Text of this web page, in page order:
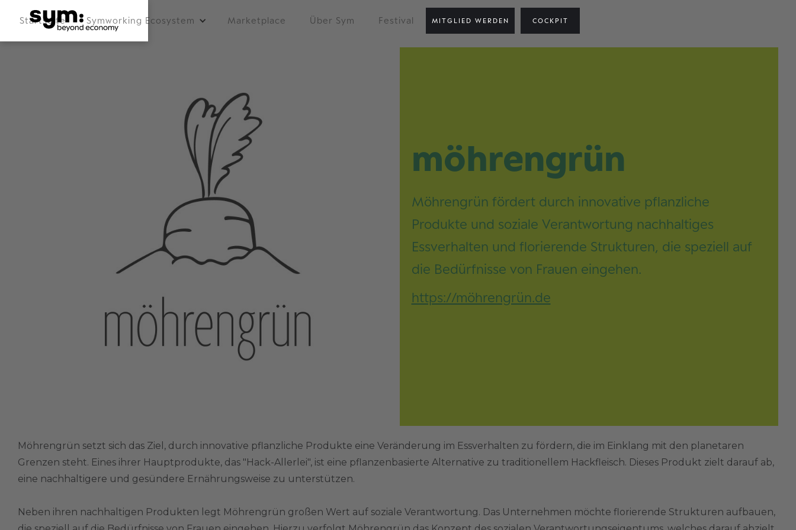
Startseite Symworking Ecosystem Marketplace Über Sym Festival MITGLIED WERDEN COCKPIT
möhrengrün
Möhrengrün fördert durch innovative pflanzliche
Produkte und soziale Verantwortung nachhaltiges
Essverhalten und florierende Strukturen, die speziell auf
die Bedürfnisse von Frauen eingehen.
https://möhrengrün.de
Möhrengrün setzt sich das Ziel, durch innovative pflanzliche Produkte eine Veränderung im Essverhalten zu fördern, die im Einklang mit den planetaren
Grenzen steht. Eines ihrer Hauptprodukte, das "Hack-Allerlei", ist eine pflanzenbasierte Alternative zu traditionellem Hackfleisch. Dieses Produkt zielt darauf ab,
eine nachhaltigere und gesündere Ernährungsweise zu unterstützen.
Neben ihren nachhaltigen Produkten legt Möhrengrün großen Wert auf soziale Verantwortung. Das Unternehmen möchte florierende Strukturen aufbauen,